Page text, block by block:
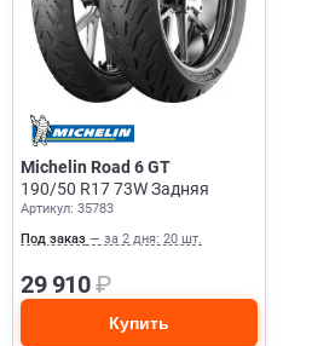
Michelin Road 6 GT
190/50 R17 73W Задняя
Артикул: 35783
Под заказ — за 2 дня: 20 шт.
29 910₽
Купить